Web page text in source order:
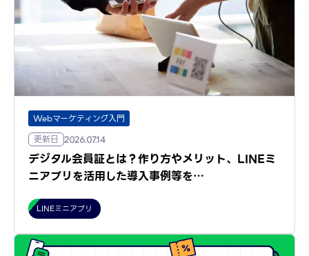
Webマーケティング入門
更新日
2026.07.14
デジタル会員証とは？作り方やメリット、LINEミ
ニアプリを活用した導入事例等を…
LINEミニアプリ